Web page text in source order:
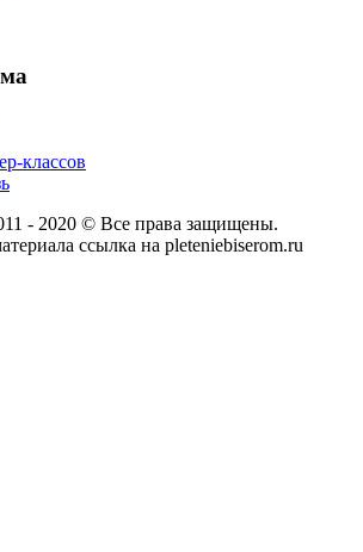
классов
- 2020 © Все права защищены.
ссылка на pleteniebiserom.ru